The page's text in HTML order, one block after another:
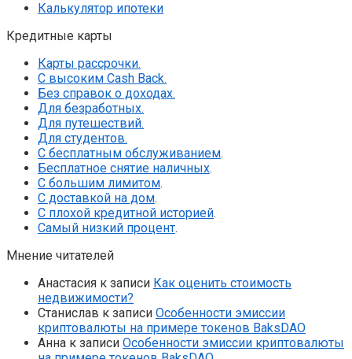
Калькулятор ипотеки
Кредитные карты
Карты рассрочки.
С высоким Cash Back.
Без справок о доходах.
Для безработных.
Для путешествий.
Для студентов.
С бесплатным обслуживанием.
Бесплатное снятие наличных.
С большим лимитом.
С доставкой на дом.
С плохой кредитной историей.
Самый низкий процент.
Мнение читателей
Анастасия к записи Как оценить стоимость
недвижимости?
Станислав к записи Особенности эмиссии
криптовалюты на примере токенов BaksDAO
Анна к записи Особенности эмиссии криптовалюты